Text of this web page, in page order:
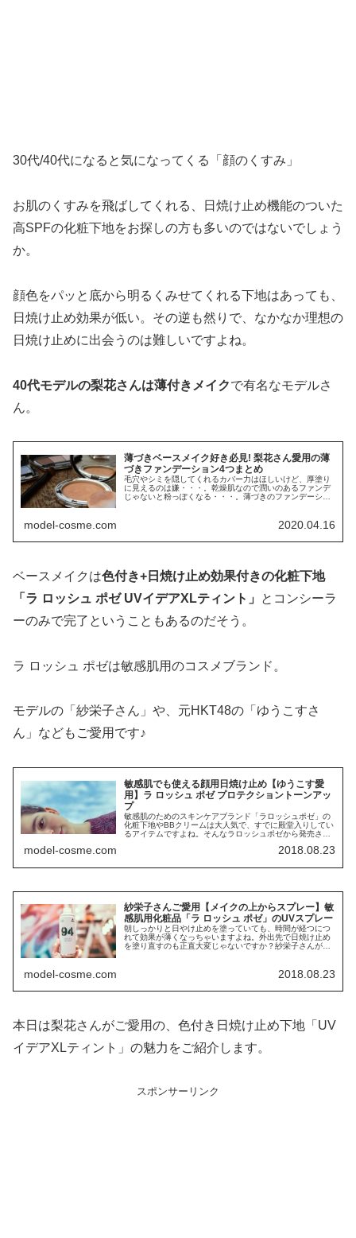
30代/40代になると気になってくる「顔のくすみ」
お肌のくすみを飛ばしてくれる、日焼け止め機能のついた
高SPFの化粧下地をお探しの方も多いのではないでしょう
か。
顔色をパッと底から明るくみせてくれる下地はあっても、
日焼け止め効果が低い。その逆も然りで、なかなか理想の
日焼け止めに出会うのは難しいですよね。
40代モデルの梨花さんは薄付きメイクで有名なモデルさ
ん。
薄づきベースメイク好き必見! 梨花さん愛用の薄
づきファンデーション4つまとめ
毛穴やシミを隠してくれるカバー力はほしいけど、厚塗り
に見えるのは嫌・・・。乾燥肌なので潤いのあるファンデ
じゃないと粉っぽくなる・・・。薄づきのファンデーショ
model-cosme.com 2020.04.16
ベースメイクは色付き+日焼け止め効果付きの化粧下地
「ラ ロッシュ ポゼ UVイデアXLティント」
とコンシーラ
ーのみで完了ということもあるのだそう。
ラ ロッシュ ポゼは敏感肌用のコスメブランド。
モデルの「紗栄子さん」や、元HKT48の「ゆうこすさ
ん」などもご愛用です♪
敏感肌でも使える顔用日焼け止め【ゆうこす愛
用】ラ ロッシュ ポゼ プロテクショントーンアッ
プ
敏感肌のためのスキンケアブランド「ラロッシュポゼ」の
化粧下地やBBクリームは大人気で、すでに殿堂入りしてい
るアイテムですよね。そんなラロッシュポゼから発売され
model-cosme.com 2018.08.23
紗栄子さんご愛用【メイクの上からスプレー】敏
感肌用化粧品「ラ ロッシュ ポゼ」のUVスプレー
朝しっかりと日やけ止めを塗っていても、時間が経つにつ
れて効果が薄くなっちゃいますよね。外出先で日焼け止め
を塗り直すのも正直大変じゃないですか？紗栄子さんが公
model-cosme.com 2018.08.23
本日は梨花さんがご愛用の、色付き日焼け止め下地「UV
イデアXLティント」の魅力をご紹介します。
スポンサーリンク